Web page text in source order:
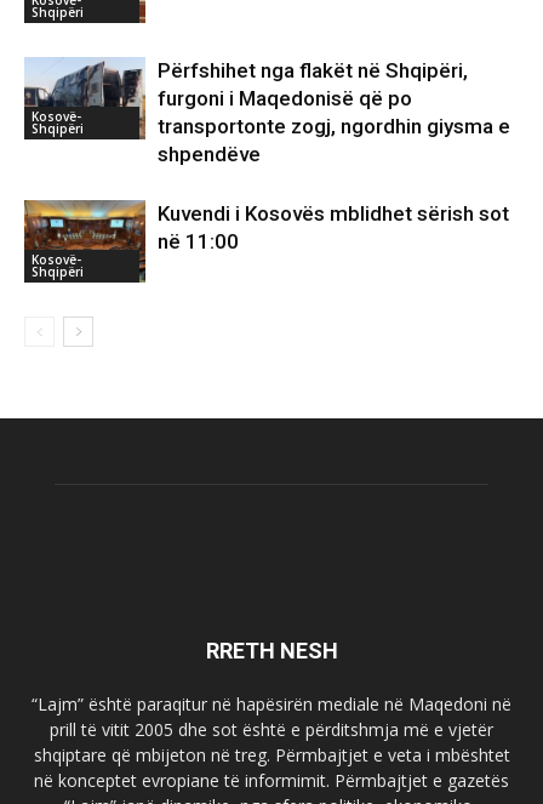
Shqipëri
Kosovë-
Shqipëri
Përfshihet nga flakët në Shqipëri,
furgoni i Maqedonisë që po
transportonte zogj, ngordhin giysma e
shpendëve
Kosovë-
Shqipëri
Kuvendi i Kosovës mblidhet sërish sot
në 11:00
RRETH NESH
“Lajm” është paraqitur në hapësirën mediale në Maqedoni në
prill të vitit 2005 dhe sot është e përditshmja më e vjetër
shqiptare që mbijeton në treg. Përmbajtjet e veta i mbështet
në konceptet evropiane të informimit. Përmbajtjet e gazetës